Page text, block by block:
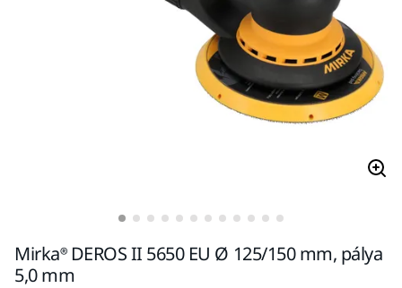
Mirka® DEROS II 5650 EU Ø 125/150 mm, pálya
5,0 mm